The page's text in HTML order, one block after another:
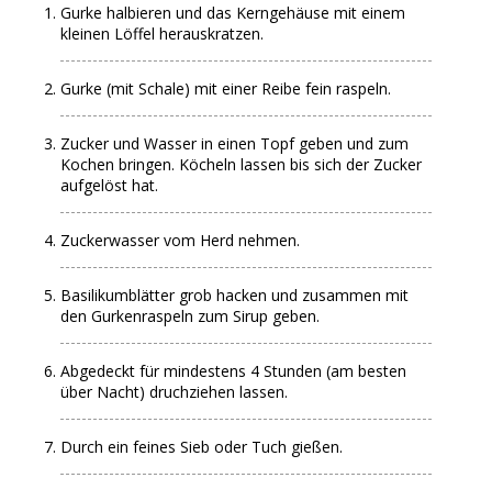
Gurke halbieren und das Kerngehäuse mit einem
kleinen Löffel herauskratzen.
Gurke (mit Schale) mit einer Reibe fein raspeln.
Zucker und Wasser in einen Topf geben und zum
Kochen bringen. Köcheln lassen bis sich der Zucker
aufgelöst hat.
Zuckerwasser vom Herd nehmen.
Basilikumblätter grob hacken und zusammen mit
den Gurkenraspeln zum Sirup geben.
Abgedeckt für mindestens 4 Stunden (am besten
über Nacht) druchziehen lassen.
Durch ein feines Sieb oder Tuch gießen.